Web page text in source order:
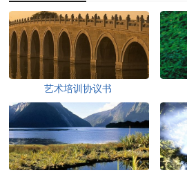
艺术培训协议书